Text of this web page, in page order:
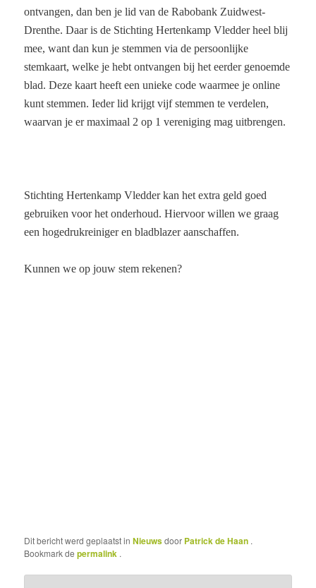
ontvangen, dan ben je lid van de Rabobank Zuidwest-
Drenthe. Daar is de Stichting Hertenkamp Vledder heel blij
mee, want dan kun je stemmen via de persoonlijke
stemkaart, welke je hebt ontvangen bij het eerder genoemde
blad. Deze kaart heeft een unieke code waarmee je online
kunt stemmen. Ieder lid krijgt vijf stemmen te verdelen,
waarvan je er maximaal 2 op 1 vereniging mag uitbrengen.
Stichting Hertenkamp Vledder kan het extra geld goed
gebruiken voor het onderhoud. Hiervoor willen we graag
een hogedrukreiniger en bladblazer aanschaffen.
Kunnen we op jouw stem rekenen?
Dit bericht werd geplaatst inNieuwsdoor Patrick de Haan .
Bookmark depermalink .